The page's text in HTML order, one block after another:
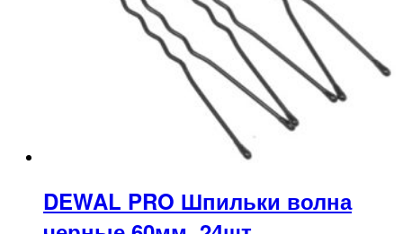
DEWAL PRO Шпильки волна